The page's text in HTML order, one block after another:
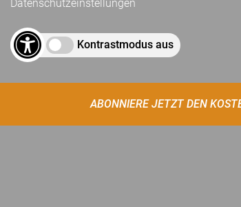
Datenschutzeinstellungen
Kontrastmodus aus
ABONNIERE JETZT DEN